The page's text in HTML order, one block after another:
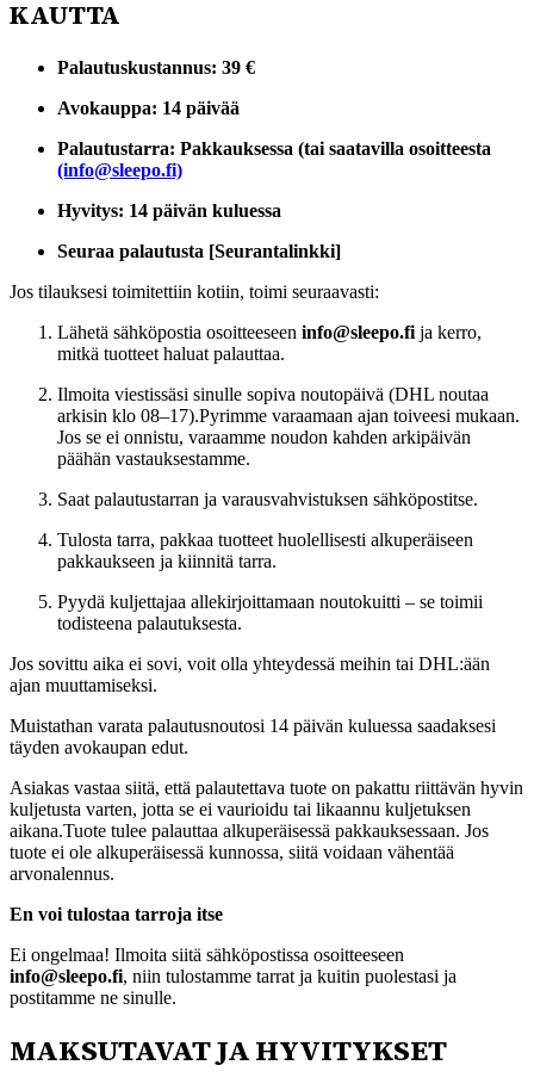
KAUTTA
Palautuskustannus: 39 €
Avokauppa: 14 päivää
Palautustarra: Pakkauksessa (tai saatavilla osoitteesta
(info@sleepo.fi)
Hyvitys: 14 päivän kuluessa
Seuraa palautusta [Seurantalinkki]
Jos tilauksesi toimitettiin kotiin, toimi seuraavasti:
Lähetä sähköpostia osoitteeseen info@sleepo.fi ja kerro,
mitkä tuotteet haluat palauttaa.
Ilmoita viestissäsi sinulle sopiva noutopäivä (DHL noutaa
arkisin klo 08–17).Pyrimme varaamaan ajan toiveesi mukaan.
Jos se ei onnistu, varaamme noudon kahden arkipäivän
päähän vastauksestamme.
Saat palautustarran ja varausvahvistuksen sähköpostitse.
Tulosta tarra, pakkaa tuotteet huolellisesti alkuperäiseen
pakkaukseen ja kiinnitä tarra.
Pyydä kuljettajaa allekirjoittamaan noutokuitti – se toimii
todisteena palautuksesta.
Jos sovittu aika ei sovi, voit olla yhteydessä meihin tai DHL:ään
ajan muuttamiseksi.
Muistathan varata palautusnoutosi 14 päivän kuluessa saadaksesi
täyden avokaupan edut.
Asiakas vastaa siitä, että palautettava tuote on pakattu riittävän hyvin
kuljetusta varten, jotta se ei vaurioidu tai likaannu kuljetuksen
aikana.Tuote tulee palauttaa alkuperäisessä pakkauksessaan. Jos
tuote ei ole alkuperäisessä kunnossa, siitä voidaan vähentää
arvonalennus.
En voi tulostaa tarroja itse
Ei ongelmaa! Ilmoita siitä sähköpostissa osoitteeseen
info@sleepo.fi, niin tulostamme tarrat ja kuitin puolestasi ja
postitamme ne sinulle.
MAKSUTAVAT JA HYVITYKSET